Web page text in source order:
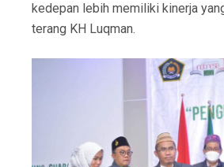
kedepan lebih memiliki kinerja
terang KH Luqman.